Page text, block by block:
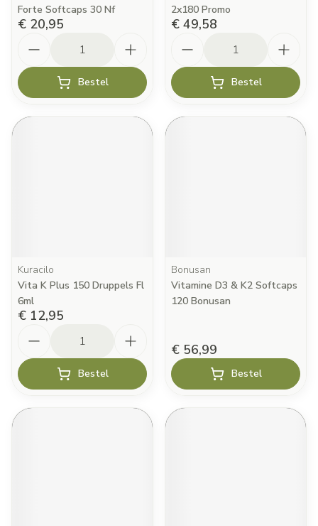
Forte Softcaps 30 Nf
€ 20,95
Bestel
2x180 Promo
€ 49,58
Bestel
Kuracilo
Vita K Plus 150 Druppels Fl
6ml
€ 12,95
Bestel
Bonusan
Vitamine D3 & K2 Softcaps
120 Bonusan
€ 56,99
Bestel